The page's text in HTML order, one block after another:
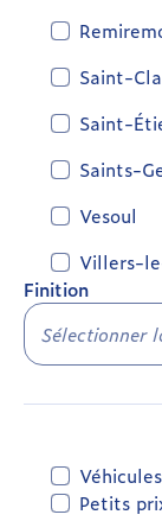
Saint-
Saint-
Saints-
Vesoul
Villers-
Finition
Petits